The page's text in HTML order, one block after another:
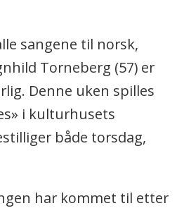
sangene til norsk,
Torneberg (57) er
Denne uken spilles
i kulturhusets
både torsdag,
har kommet til etter